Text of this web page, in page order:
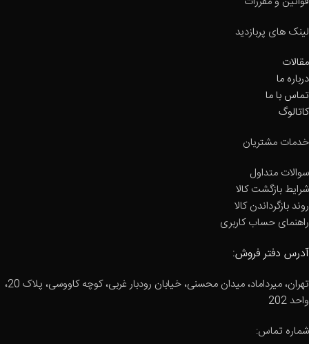
لینک های پربازدید
مقالات
درباره ما
تماس با ما
کاتالوگ
خدمات مشتریان
سوالات متداول
شرایط بازگشت کالا
روند بازگرداندن کالا
راهنمای حساب کاربری
آدرس دفتر فروش:
تهران، میرداماد، میدان محسنی، خیابان رودبار غربی، کوچه کاووسی، پلاک 20،
واحد 202
شماره تماس: